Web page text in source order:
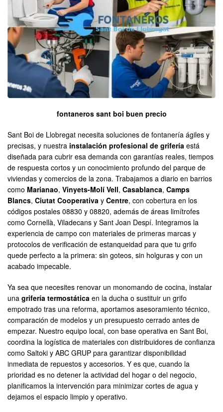
fontaneros sant boi buen precio
Sant Boi de Llobregat necesita soluciones de fontanería ágiles y
precisas, y nuestra instalación profesional de grifería está
diseñada para cubrir esa demanda con garantías reales, tiempos
de respuesta cortos y un conocimiento profundo del parque de
viviendas y comercios de la zona. Trabajamos a diario en barrios
como Marianao, Vinyets-Molí Vell, Casablanca, Camps
Blancs, Ciutat Cooperativa y Centre, con cobertura en los
códigos postales 08830 y 08820, además de áreas limítrofes
como Cornellà, Viladecans y Sant Joan Despí. Integramos la
experiencia de campo con materiales de primeras marcas y
protocolos de verificación de estanqueidad para que tu grifo
quede perfecto a la primera: sin goteos, sin holguras y con un
acabado impecable.
Ya sea que necesites renovar un monomando de cocina, instalar
una grifería termostática en la ducha o sustituir un grifo
empotrado tras una reforma, aportamos asesoramiento técnico,
comparación de modelos y un presupuesto cerrado antes de
empezar. Nuestro equipo local, con base operativa en Sant Boi,
coordina la logística de materiales con distribuidores de confianza
como Saltoki y ABC GRUP para garantizar disponibilidad
inmediata de repuestos y accesorios. Y es que, cuando la
prioridad es no detener la actividad del hogar o del negocio,
planificamos la intervención para minimizar cortes de agua y
dejamos el espacio limpio y operativo.